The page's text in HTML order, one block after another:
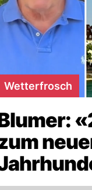
Wetterfrosch